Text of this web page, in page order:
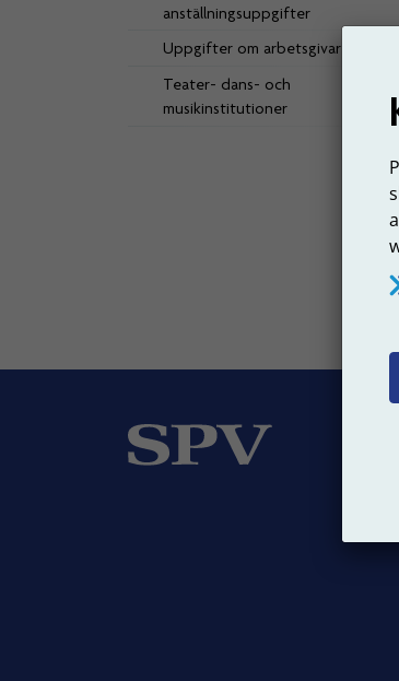
anställningsuppgifter
Uppgifter om arbetsgivare
Teater- dans- och
musikinstitutioner